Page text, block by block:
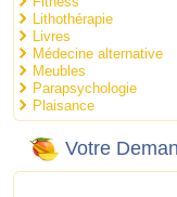
Lithothérapie
Livres
Médecine alternative
Meubles
Parapsychologie
Plaisance
Votre